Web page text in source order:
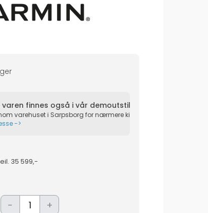
varen finnes også i vår demoutstilling!
varehuset i Sarpsborg for nærmere kikk på produktet live.
->
35 599,-
- +